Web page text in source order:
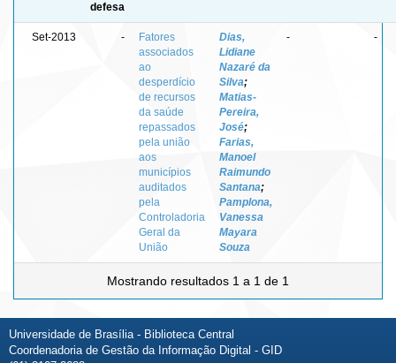
defesa
Set-2013 -
Fatores
associados
ao
desperdício
de recursos
da saúde
repassados
pela união
aos
municípios
auditados
pela
Controladoria
Geral da
União
Dias,
Lidiane
Nazaré da
Silva;
Matias-
Pereira,
José;
Farias,
Manoel
Raimundo
Santana;
Pamplona,
Vanessa
Mayara
Souza
- -
Mostrando resultados 1 a 1 de 1
Universidade de Brasília - Biblioteca Central
Coordenadoria de Gestão da Informação Digital - GID